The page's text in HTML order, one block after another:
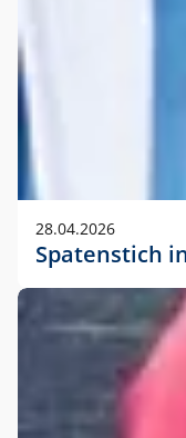
28.04.2026
Spatenstich